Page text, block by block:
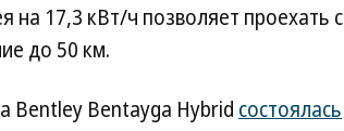
17,3 кВт/ч позволяет проехать с
до 50 км.
Bentley Bentayga Hybrid состоялась